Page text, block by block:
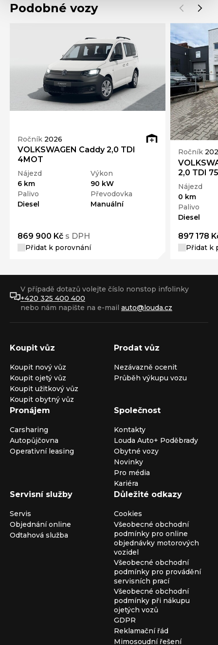
Podobné vozy
Ročník 2026
VOLKSWAGEN Caddy 2,0 TDI
4MOT
Nájezd
6 km
Výkon
90 kW
Palivo
Diesel
Převodovka
Manuální
869 900 Kč s DPH
Přidat k porovnání
Ročník
2,0 TDI
Nájezd
0 km
Palivo
Diesel
897 178
Přidat k
V případě dotazů volejte číslo nonstop infolinky
+420 325 400 400
nebo nám napište na e-mail auto@louda.cz
Koupit vůz
Koupit nový vůz
Koupit ojetý vůz
Koupit užitkový vůz
Koupit obytný vůz
Prodat vůz
Nezávazně ocenit
Průběh výkupu vozu
Pronájem
Carsharing
Autopůjčovna
Operativní leasing
Společnost
Kontakty
Louda Auto+ Poděbrady
Obytné vozy
Novinky
Pro média
Kariéra
Servisní služby
Servis
Objednání online
Odtahová služba
Důležité odkazy
Cookies
Všeobecné obchodní
podmínky pro online
objednávky motorových
vozidel
Všeobecné obchodní
podmínky pro provádění
servisních prací
Všeobecné obchodní
podmínky při nákupu
ojetých vozů
GDPR
Reklamační řád
Mimosoudní řešení